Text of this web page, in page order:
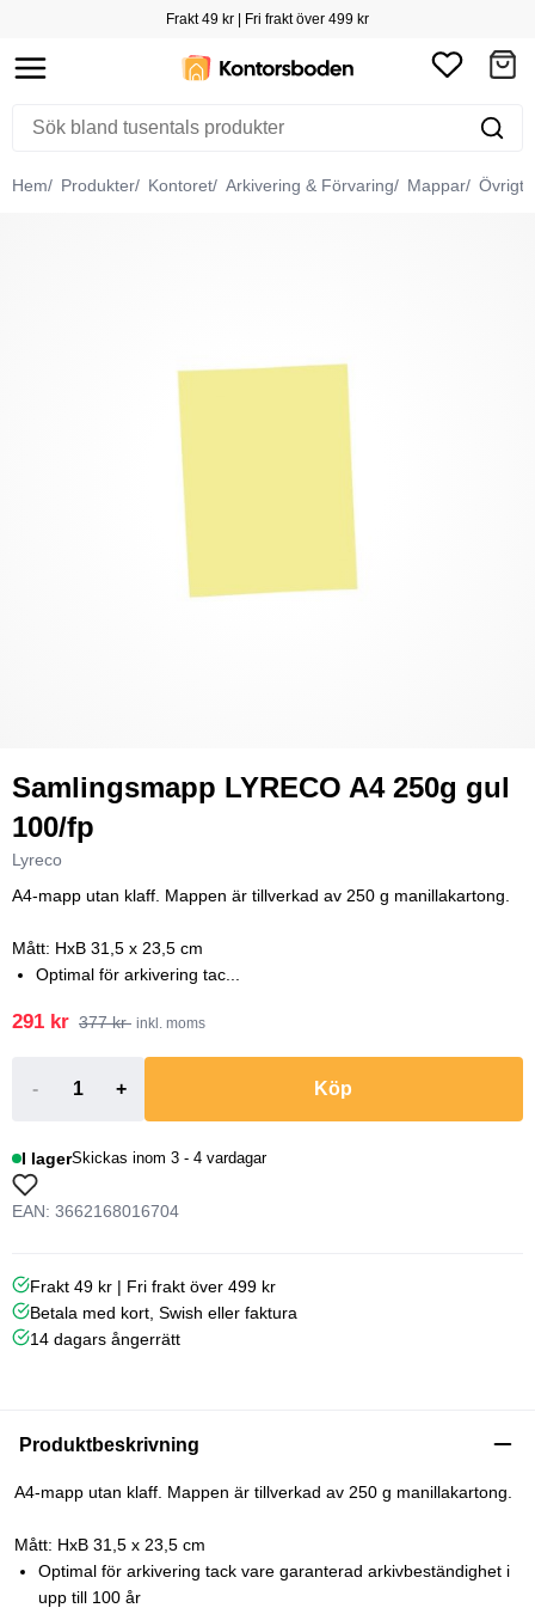
Frakt 49 kr | Fri frakt över 499 kr
Hem Produkter Kontoret Arkivering & Förvaring Mappar Övrigt
Samlingsmapp LYRECO A4 250g gul
100/fp
Lyreco
A4-mapp utan klaff. Mappen är tillverkad av 250 g manillakartong.
Mått: HxB 31,5 x 23,5 cm
Optimal för arkivering tac...
291 kr 377 kr inkl. moms
- + Köp
I lagerSkickas inom 3 - 4 vardagar
EAN: 3662168016704
Frakt 49 kr | Fri frakt över 499 kr
Betala med kort, Swish eller faktura
14 dagars ångerrätt
Produktbeskrivning
A4-mapp utan klaff. Mappen är tillverkad av 250 g manillakartong.
Mått: HxB 31,5 x 23,5 cm
Optimal för arkivering tack vare garanterad arkivbeständighet i
upp till 100 år